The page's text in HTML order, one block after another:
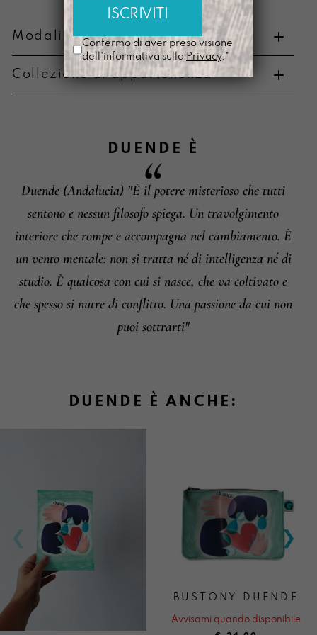
Modalità di pagamento e resi
Informazioni su cambi e resi
Collezione di appartenenza
DUENDE È
Duende (Andalucia) "È il potere misterioso che tutti
sentono e nessun filosofo spiega. Un travolgimento
interiore che rompe e accompagna nel cambiamento. È
un vento mentale: non si tratta né di intelligenza né di
studio. È qualcosa con cui si nasce, che va coltivato e
che spesso si nutre di conflitto. Una passione da cui non
puoi sottrarti"
DUENDE È ANCHE:
BUSTONY DUENDE
Avvisami quando disponibile
Confermo di aver preso visione
dell'informativa sulla Privacy.*